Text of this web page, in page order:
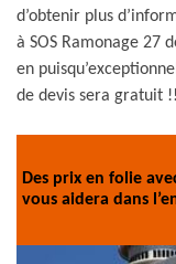
d’obtenir plus
à SOS Ramonage 27
en
de devis sera gratuit
Des prix en folie
vous aidera dans